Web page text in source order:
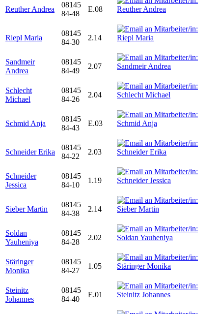
Reuther Andrea
08145
84-48
E.08
Riepl Maria
08145
84-30
2.14
Sandmeir
Andrea
08145
84-49
2.07
Schlecht
Michael
08145
84-26
2.04
Schmid Anja
08145
84-43
E.03
Schneider Erika
08145
84-22
2.03
Schneider
Jessica
08145
84-10
1.19
Sieber Martin
08145
84-38
2.14
Soldan
Yauheniya
08145
84-28
2.02
Stäringer
Monika
08145
84-27
1.05
Steinitz
Johannes
08145
84-40
E.01